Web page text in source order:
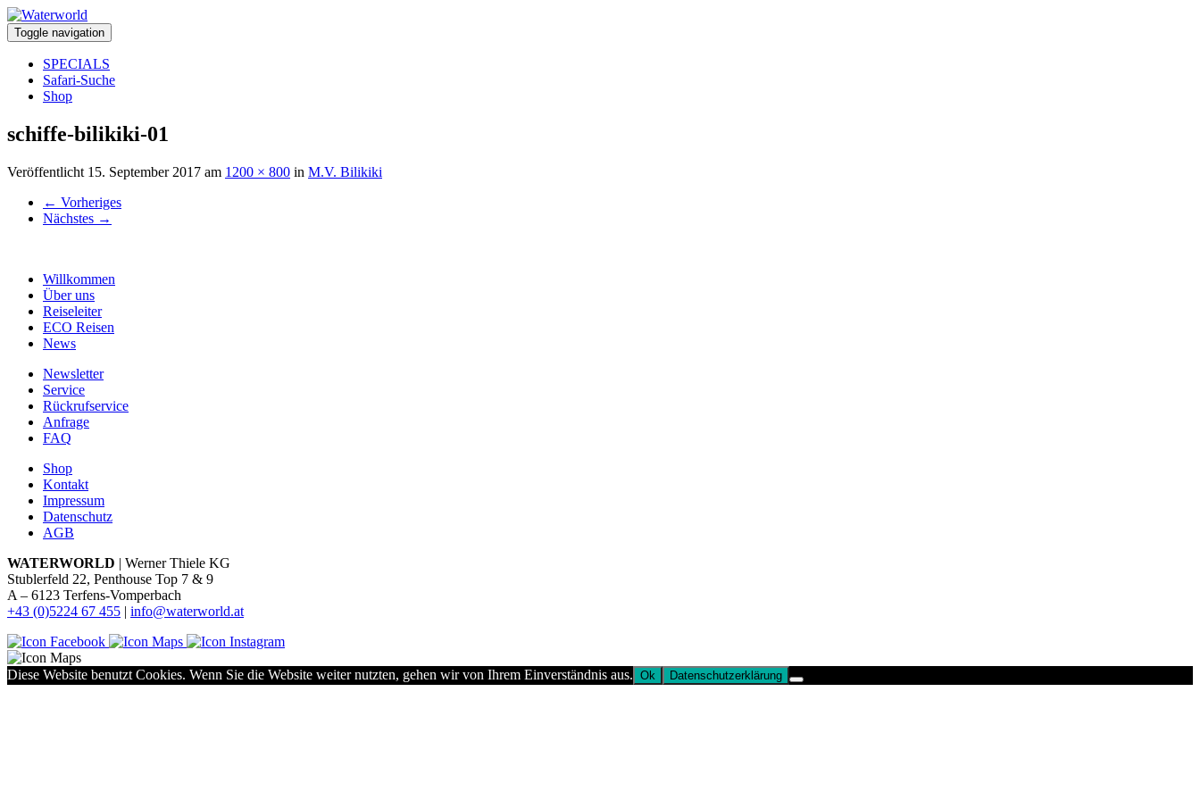
Toggle navigation
SPECIALS
Safari-Suche
Shop
schiffe-bilikiki-01
Veröffentlicht 15. September 2017 am 1200 × 800 in M.V. Bilikiki
← Vorheriges
Nächstes →
Willkommen
Über uns
Reiseleiter
ECO Reisen
News
Newsletter
Service
Rückrufservice
Anfrage
FAQ
Shop
Kontakt
Impressum
Datenschutz
AGB
WATERWORLD | Werner Thiele KG
Stublerfeld 22, Penthouse Top 7 & 9
A – 6123 Terfens-Vomperbach
+43 (0)5224 67 455 | info@waterworld.at
Diese Website benutzt Cookies. Wenn Sie die Website weiter nutzten, gehen wir von Ihrem Einverständnis aus. Ok Datenschutzerklärung